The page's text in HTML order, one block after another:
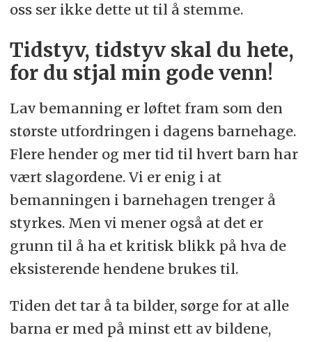
oss ser ikke dette ut til å stemme.
Tidstyv, tidstyv skal du hete,
for du stjal min gode venn!
Lav bemanning er løftet fram som den
største utfordringen i dagens barnehage.
Flere hender og mer tid til hvert barn har
vært slagordene. Vi er enig i at
bemanningen i barnehagen trenger å
styrkes. Men vi mener også at det er
grunn til å ha et kritisk blikk på hva de
eksisterende hendene brukes til.
Tiden det tar å ta bilder, sørge for at alle
barna er med på minst ett av bildene,